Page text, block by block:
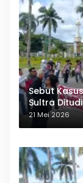
Sebut
Sultra
21 Mei 2026